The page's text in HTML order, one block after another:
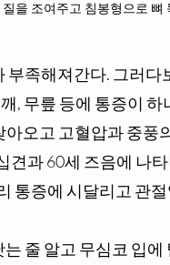
질을 조여주고 침봉형으로 뼈
, 무릎 등에 통증이 하
오고 고혈압과 중풍
견과 60세 즈음에 나
통증에 시달리고 관